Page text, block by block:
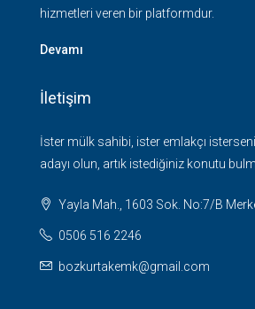
hizmetleri veren bir platformdur.
Devamı
İletişim
İster mülk sahibi, ister emlakçı
adayı olun, artık istediğiniz konutu
Yayla Mah., 1603 Sok. No:7/B
0506 516 2246
bozkurtakemk@gmail.com